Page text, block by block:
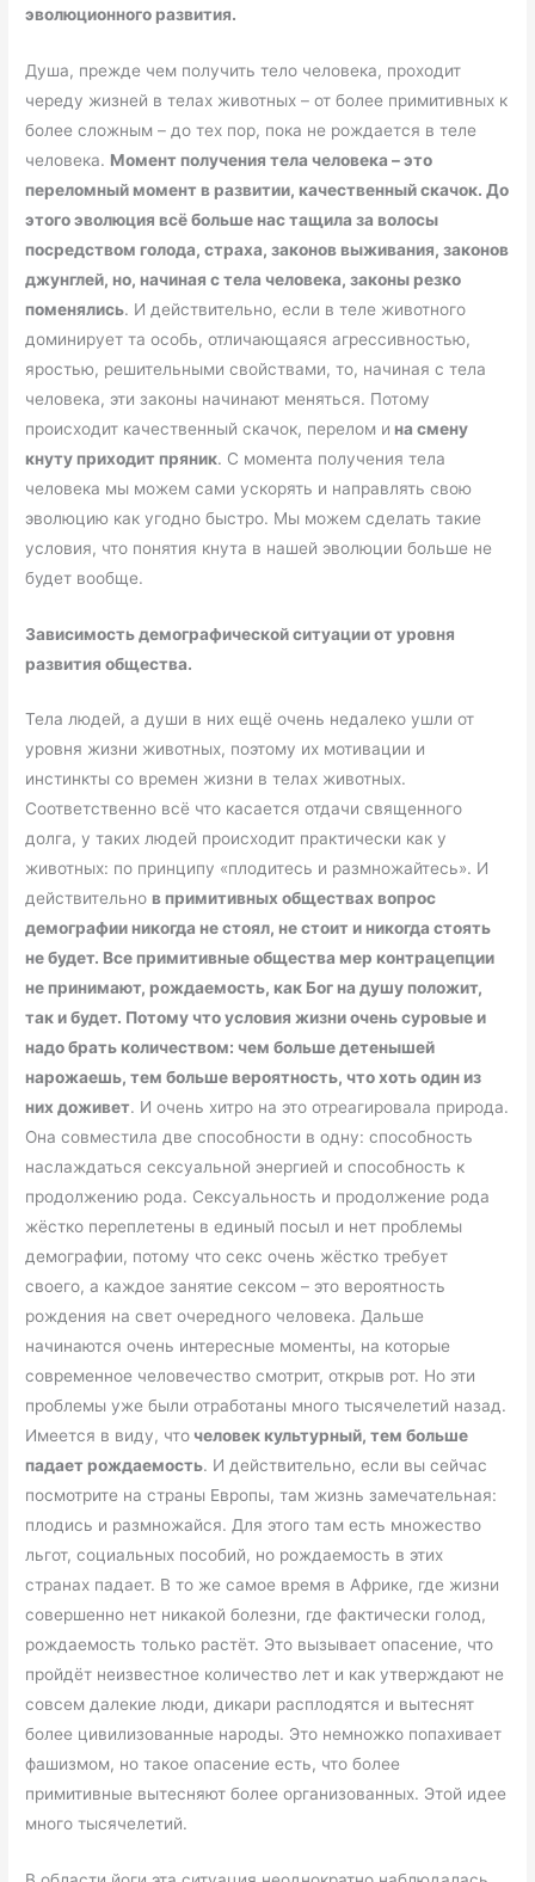
эволюционного развития.
Душа, прежде чем получить тело человека, проходит
череду жизней в телах животных – от более примитивных к
более сложным – до тех пор, пока не рождается в теле
человека. Момент получения тела человека – это
переломный момент в развитии, качественный скачок. До
этого эволюция всё больше нас тащила за волосы
посредством голода, страха, законов выживания, законов
джунглей, но, начиная с тела человека, законы резко
поменялись. И действительно, если в теле животного
доминирует та особь, отличающаяся агрессивностью,
яростью, решительными свойствами, то, начиная с тела
человека, эти законы начинают меняться. Потому
происходит качественный скачок, перелом и на смену
кнуту приходит пряник. С момента получения тела
человека мы можем сами ускорять и направлять свою
эволюцию как угодно быстро. Мы можем сделать такие
условия, что понятия кнута в нашей эволюции больше не
будет вообще.
Зависимость демографической ситуации от уровня
развития общества.
Тела людей, а души в них ещё очень недалеко ушли от
уровня жизни животных, поэтому их мотивации и
инстинкты со времен жизни в телах животных.
Соответственно всё что касается отдачи священного
долга, у таких людей происходит практически как у
животных: по принципу «плодитесь и размножайтесь». И
действительно в примитивных обществах вопрос
демографии никогда не стоял, не стоит и никогда стоять
не будет. Все примитивные общества мер контрацепции
не принимают, рождаемость, как Бог на душу положит,
так и будет. Потому что условия жизни очень суровые и
надо брать количеством: чем больше детенышей
нарожаешь, тем больше вероятность, что хоть один из
них доживет. И очень хитро на это отреагировала природа.
Она совместила две способности в одну: способность
наслаждаться сексуальной энергией и способность к
продолжению рода. Сексуальность и продолжение рода
жёстко переплетены в единый посыл и нет проблемы
демографии, потому что секс очень жёстко требует
своего, а каждое занятие сексом – это вероятность
рождения на свет очередного человека. Дальше
начинаются очень интересные моменты, на которые
современное человечество смотрит, открыв рот. Но эти
проблемы уже были отработаны много тысячелетий назад.
Имеется в виду, что человек культурный, тем больше
падает рождаемость. И действительно, если вы сейчас
посмотрите на страны Европы, там жизнь замечательная:
плодись и размножайся. Для этого там есть множество
льгот, социальных пособий, но рождаемость в этих
странах падает. В то же самое время в Африке, где жизни
совершенно нет никакой болезни, где фактически голод,
рождаемость только растёт. Это вызывает опасение, что
пройдёт неизвестное количество лет и как утверждают не
совсем далекие люди, дикари расплодятся и вытеснят
более цивилизованные народы. Это немножко попахивает
фашизмом, но такое опасение есть, что более
примитивные вытесняют более организованных. Этой идее
много тысячелетий.